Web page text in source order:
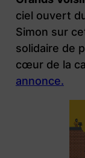
ciel ouvert
Simon sur
solidaire de
cœur de la
annonce.